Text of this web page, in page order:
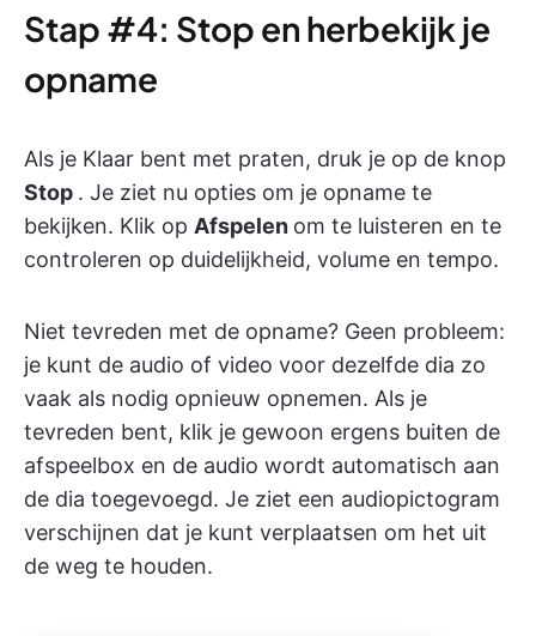
Stap #4: Stop en herbekijk je
opname
Als je Klaar bent met praten, druk je op de knop
Stop . Je ziet nu opties om je opname te
bekijken. Klik op Afspelen om te luisteren en te
controleren op duidelijkheid, volume en tempo.
Niet tevreden met de opname? Geen probleem:
je kunt de audio of video voor dezelfde dia zo
vaak als nodig opnieuw opnemen. Als je
tevreden bent, klik je gewoon ergens buiten de
afspeelbox en de audio wordt automatisch aan
de dia toegevoegd. Je ziet een audiopictogram
verschijnen dat je kunt verplaatsen om het uit
de weg te houden.